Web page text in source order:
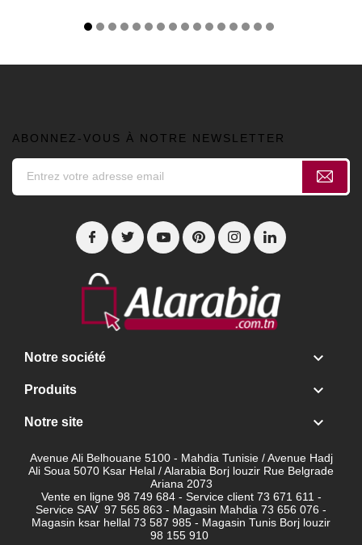
ABONNEZ-VOUS À NOTRE NEWSLETTER
Notre société 
Produits 
Notre site 
Avenue Ali Belhouane 5100 - Mahdia Tunisie / Avenue Hadj
Ali Soua 5070 Ksar Helal / Alarabia Borj louzir Rue Belgrade
Ariana 2073
Vente en ligne 98 749 684 - Service client 73 671 611 -
Service SAV 97 565 863 - Magasin Mahdia 73 656 076 -
Magasin ksar hellal 73 587 985 - Magasin Tunis Borj louzir
98 155 910